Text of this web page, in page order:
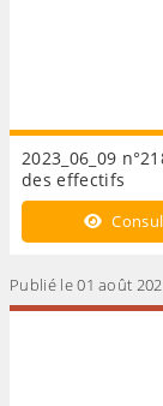
2023_06_09
des effectifs
Publié le 01 août